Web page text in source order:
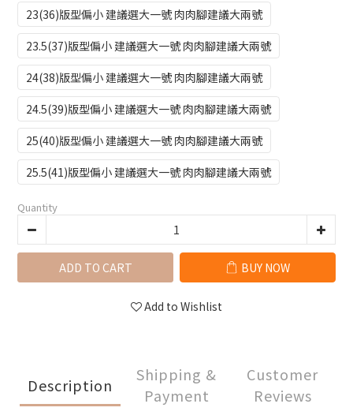
23(36)版型偏小 建議選大一號 肉肉腳建議大兩號
23.5(37)版型偏小 建議選大一號 肉肉腳建議大兩號
24(38)版型偏小 建議選大一號 肉肉腳建議大兩號
24.5(39)版型偏小 建議選大一號 肉肉腳建議大兩號
25(40)版型偏小 建議選大一號 肉肉腳建議大兩號
25.5(41)版型偏小 建議選大一號 肉肉腳建議大兩號
Quantity
ADD TO CART BUY NOW
Add to Wishlist
Description
Shipping &
Payment
Customer
Reviews